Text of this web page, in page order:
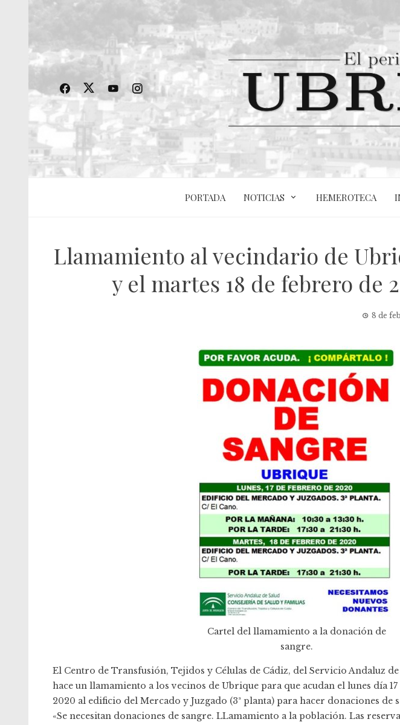
PORTADA NOTICIAS HEMEROTECA
Llamamiento al vecindario de
y el martes 18 de febrero
8 de
Cartel del llamamiento a la donación de
sangre.
El Centro de Transfusión, Tejidos y Células de Cádiz, del Servicio Andaluz de
hace un llamamiento a los vecinos de Ubrique para que acudan el lunes día
2020 al edificio del Mercado y Juzgado (3ª planta) para hacer donaciones de
«Se necesitan donaciones de sangre. LLamamiento a la población. Las